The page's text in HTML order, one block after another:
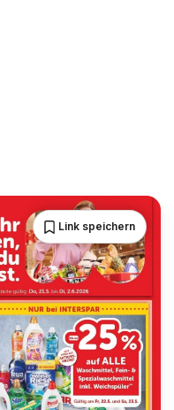
Link speichern